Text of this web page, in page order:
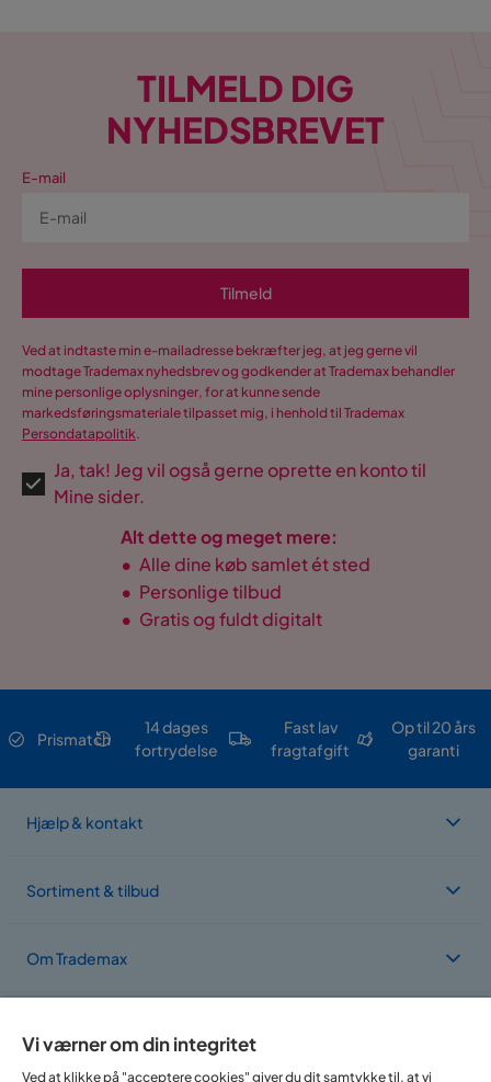
TILMELD DIG
NYHEDSBREVET
E-mail
Tilmeld
Ved at indtaste min e-mailadresse bekræfter jeg, at jeg gerne vil
modtage Trademax nyhedsbrev og godkender at Trademax behandler
mine personlige oplysninger, for at kunne sende
markedsføringsmateriale tilpasset mig, i henhold til Trademax
Persondatapolitik.
Ja, tak! Jeg vil også gerne oprette en konto til
Mine sider.
Alt dette og meget mere:
• Alle dine køb samlet ét sted
• Personlige tilbud
• Gratis og fuldt digitalt
Prismatch
14 dages
fortrydelse
Fast lav
fragtafgift
Op til 20 års
garanti
Hjælp & kontakt
Sortiment & tilbud
Om Trademax
Vi findes i flere forskellige lande
Vi værner om din integritet
Ved at klikke på "acceptere cookies" giver du dit samtykke til, at vi